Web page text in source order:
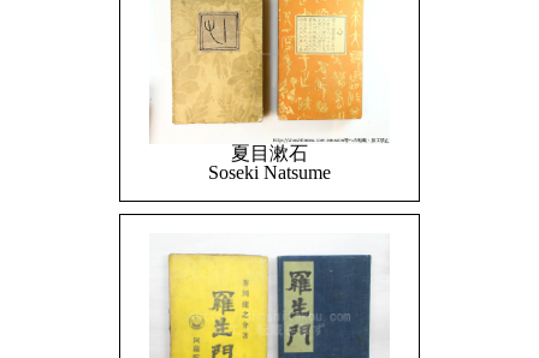
夏目漱石
Soseki Natsume